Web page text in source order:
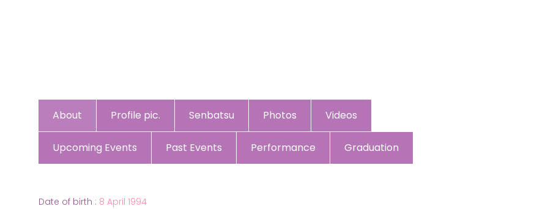
About Profile pic. Senbatsu Photos Videos
Upcoming Events Past Events Performance Graduation
Date of birth : 8 April 1994